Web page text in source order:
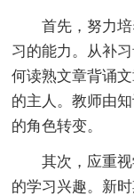
首先，努力培
习的能力。从补
何读熟文章背诵
的主人。教师由
的角色转变。
其次，应重视
的学习兴趣。新